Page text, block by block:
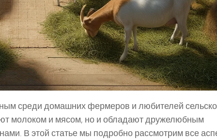
среди домашних фермеров и любителей
молоком и мясом, но и обладают дружелюбным
В этой статье мы подробно рассмотрим все